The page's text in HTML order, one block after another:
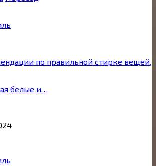
по правильной стирке вещей,
белые и…